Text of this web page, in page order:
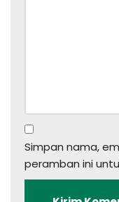
Simpan nama,
peramban ini